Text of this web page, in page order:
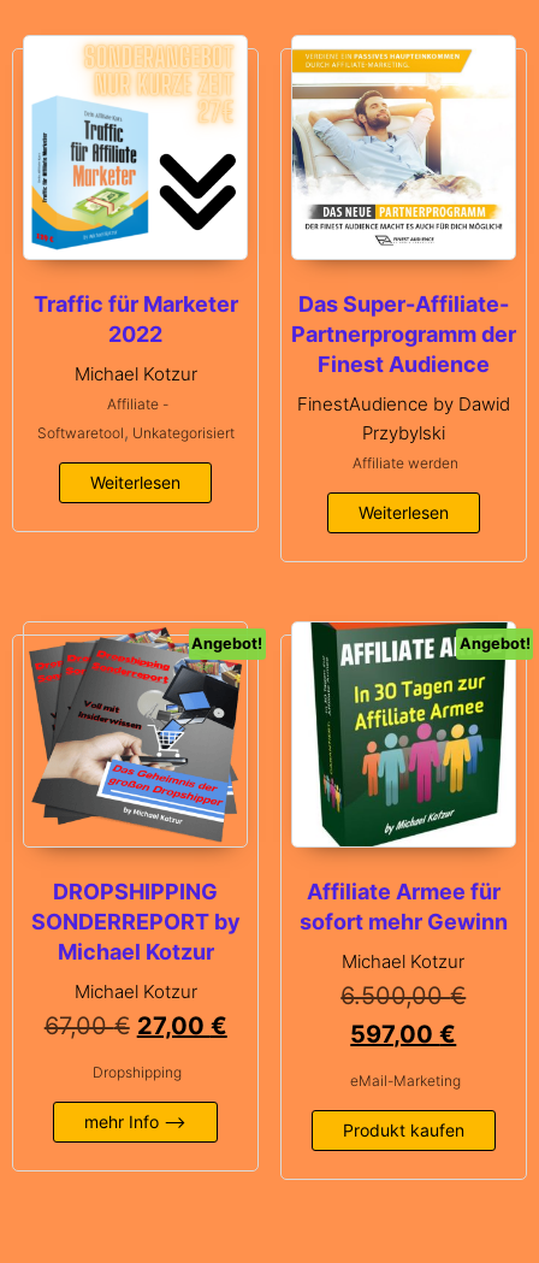
Traffic für Marketer
2022
Michael Kotzur
Affiliate -
Softwaretool, Unkategorisiert
Weiterlesen
Das Super-Affiliate-
Partnerprogramm der
Finest Audience
FinestAudience by Dawid
Przybylski
Affiliate werden
Weiterlesen
Angebot!
DROPSHIPPING
SONDERREPORT by
Michael Kotzur
Michael Kotzur
67,00€ 27,00 €
Dropshipping
mehr Info -->
Angebot!
Affiliate Armee für
sofort mehr Gewinn
Michael Kotzur
6.500,00€
597,00€
eMail-Marketing
Produkt kaufen